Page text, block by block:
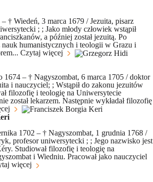
† Wiedeń, 3 marca 1679 / Jezuita, pisarz
; ; Jako młody człowiek wstąpił
a później został jezuitą. Po
humanistycznych i teologii w Grazu i
Czytaj więcej
1674 – † Nagyszombat, 6 marca 1705 / doktor
i nauczyciel; ; Wstąpił do zakonu jezuitów
filozofię i teologię na Uniwersytecie
został lekarzem. Następnie wykładał filozofię
1702 – † Nagyszombat, 1 grudnia 1768 /
profesor uniwersytecki ; ; Jego nazwisko jest
Studiował filozofię i teologię na
i Wiedniu. Pracował jako nauczyciel
więcej